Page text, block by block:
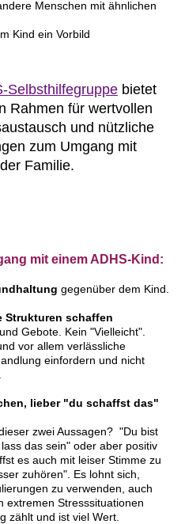
Menschen mit ähnlichen
Kind ein Vorbild
Selbsthilfegruppe bietet
Rahmen für wertvollen
und nützliche
zum Umgang mit
Familie.
mit einem ADHS-Kind:
gegenüber dem Kind.
Strukturen schaffen
Gebote. Kein "Vielleicht".
vor allem verlässliche
einfordern und nicht
lieber "du schaffst das"
zwei Aussagen? "Du bist
das sein" oder aber positiv
es auch mit leiser Stimme zu
zuhören". Es lohnt sich,
zu verwenden, auch
extremen Stresssituationen
zählt und ist viel Wert.